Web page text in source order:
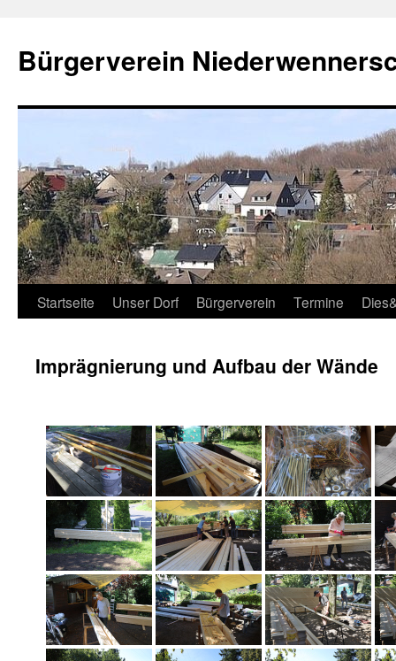
springen
Bürgerverein
Startseite Unser Dorf Bürgerverein Termine
Imprägnierung und Aufbau der Wände